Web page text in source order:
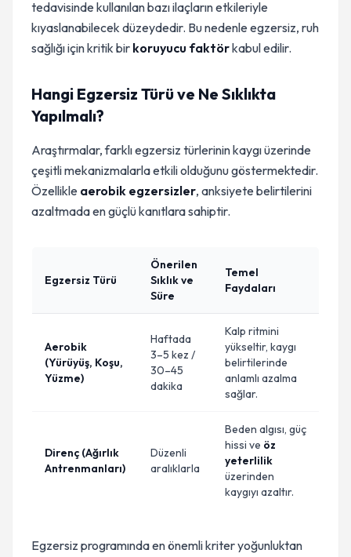
tedavisinde kullanılan bazı ilaçların etkileriyle
kıyaslanabilecek düzeydedir. Bu nedenle egzersiz, ruh
sağlığı için kritik bir koruyucu faktörkabul edilir.
Hangi Egzersiz Türü ve Ne Sıklıkta
Yapılmalı?
Araştırmalar, farklı egzersiz türlerinin kaygı üzerinde
çeşitli mekanizmalarla etkili olduğunu göstermektedir.
Özellikle aerobik egzersizler, anksiyete belirtilerini
azaltmada en güçlü kanıtlara sahiptir.
Egzersiz Türü
Önerilen
Sıklık ve
Süre
Temel
Faydaları
Aerobik
(Yürüyüş, Koşu,
Yüzme)
Haftada
3–5 kez /
30–45
dakika
Kalp ritmini
yükseltir, kaygı
belirtilerinde
anlamlı azalma
sağlar.
Direnç (Ağırlık
Antrenmanları)
Düzenli
aralıklarla
Beden algısı, güç
hissi ve öz
yeterlilik
üzerinden
kaygıyı azaltır.
Egzersiz programında en önemli kriter yoğunluktan